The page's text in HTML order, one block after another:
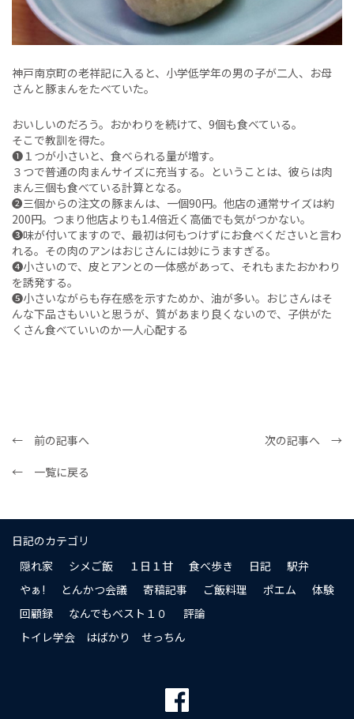
神戸南京町の老祥記に入ると、小学低学年の男の子が二人、お母
さんと豚まんをたべていた。
おいしいのだろう。おかわりを続けて、9個も食べている。
そこで教訓を得た。
❶１つが小さいと、食べられる量が増す。
３つで普通の肉まんサイズに充当する。ということは、彼らは肉
まん三個も食べている計算となる。
❷三個からの注文の豚まんは、一個90円。他店の通常サイズは約
200円。つまり他店よりも1.4倍近く高価でも気がつかない。
❸味が付いてますので、最初は何もつけずにお食べくださいと言わ
れる。その肉のアンはおじさんには妙にうますぎる。
❹小さいので、皮とアンとの一体感があって、それもまたおかわり
を誘発する。
❺小さいながらも存在感を示すためか、油が多い。おじさんはそ
んな下品さもいいと思うが、質があまり良くないので、子供がた
くさん食べていいのか一人心配する
← 前の記事へ
次の記事へ →
← 一覧に戻る
日記のカテゴリ
隠れ家
シメご飯 １日１甘 食べ歩き 日記
駅弁
やぁ!
とんかつ会議 寄稿記事 ご飯料理 ポエム
体験
回顧録
なんでもベスト１０
評論
トイレ学会 はばかり せっちん